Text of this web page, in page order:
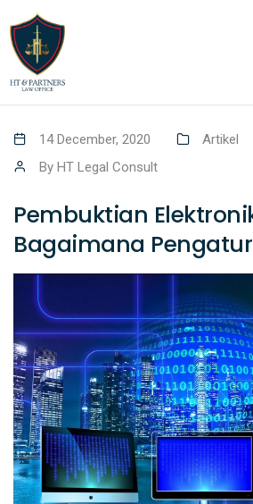
14 December, 2020
Artikel
By HT Legal Consult
Pembuktian
Bagaimana